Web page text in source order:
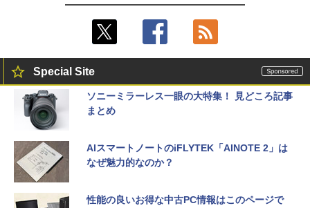
Special Site
ソニーミラーレス一眼の大特集！ 見どころ記事
まとめ
AIスマートノートのiFLYTEK「AINOTE 2」は
なぜ魅力的なのか？
性能の良いお得な中古PC情報はこのページで